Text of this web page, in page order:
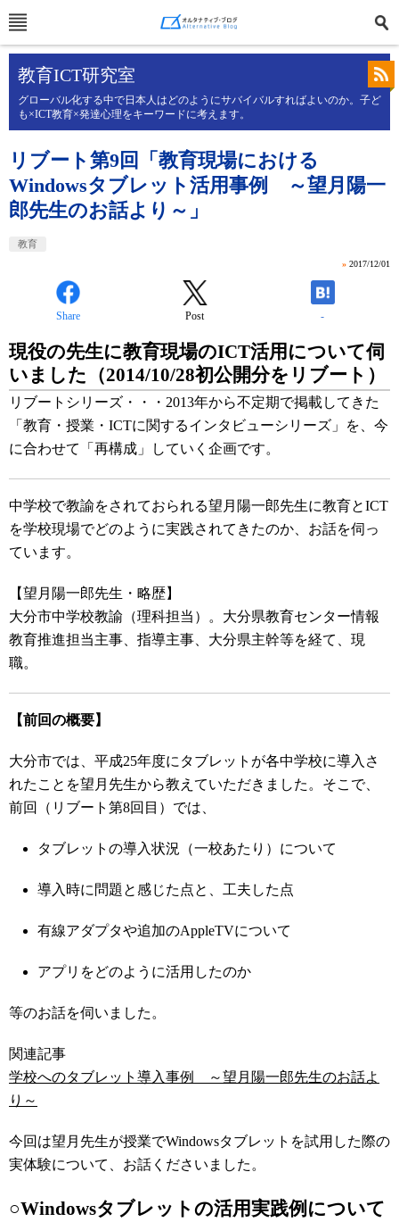
教育ICT研究室
グローバル化する中で日本人はどのようにサバイバルすればよいのか。子ど
も×ICT教育×発達心理をキーワードに考えます。
リブート第9回「教育現場における
Windowsタブレット活用事例 ～望月陽一
郎先生のお話より～」
教育
» 2017/12/01
Share Post -
現役の先生に教育現場のICT活用について伺
いました（2014/10/28初公開分をリブート）
リブートシリーズ・・・2013年から不定期で掲載してきた
「教育・授業・ICTに関するインタビューシリーズ」を、今
に合わせて「再構成」していく企画です。
中学校で教諭をされておられる望月陽一郎先生に教育とICT
を学校現場でどのように実践されてきたのか、お話を伺っ
ています。
【望月陽一郎先生・略歴】
大分市中学校教諭（理科担当）。大分県教育センター情報
教育推進担当主事、指導主事、大分県主幹等を経て、現
職。
【前回の概要】
大分市では、平成25年度にタブレットが各中学校に導入さ
れたことを望月先生から教えていただきました。そこで、
前回（リブート第8回目）では、
タブレットの導入状況（一校あたり）について
導入時に問題と感じた点と、工夫した点
有線アダプタや追加のAppleTVについて
アプリをどのように活用したのか
等のお話を伺いました。
関連記事
学校へのタブレット導入事例 ～望月陽一郎先生のお話よ
り～
今回は望月先生が授業でWindowsタブレットを試用した際の
実体験について、お話くださいました。
○Windowsタブレットの活用実践例について